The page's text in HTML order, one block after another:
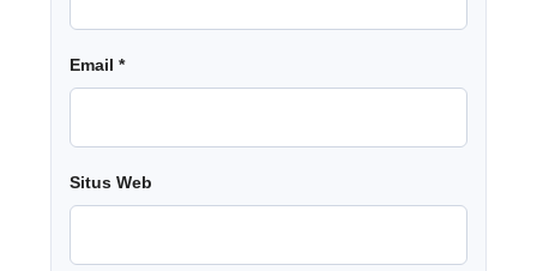
Email *
Situs Web